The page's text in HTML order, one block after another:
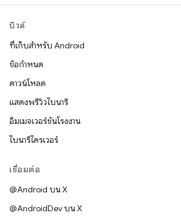
บิวด์
ที่เก็บสำหรับ Android
ข้อกำหนด
ดาวน์โหลด
แสดงพรีวิวไบนารี
อิมเมจเวอร์ชันโรงงาน
ไบนารีไดรเวอร์
เชื่อมต่อ
@Android บน X
@AndroidDev บน X